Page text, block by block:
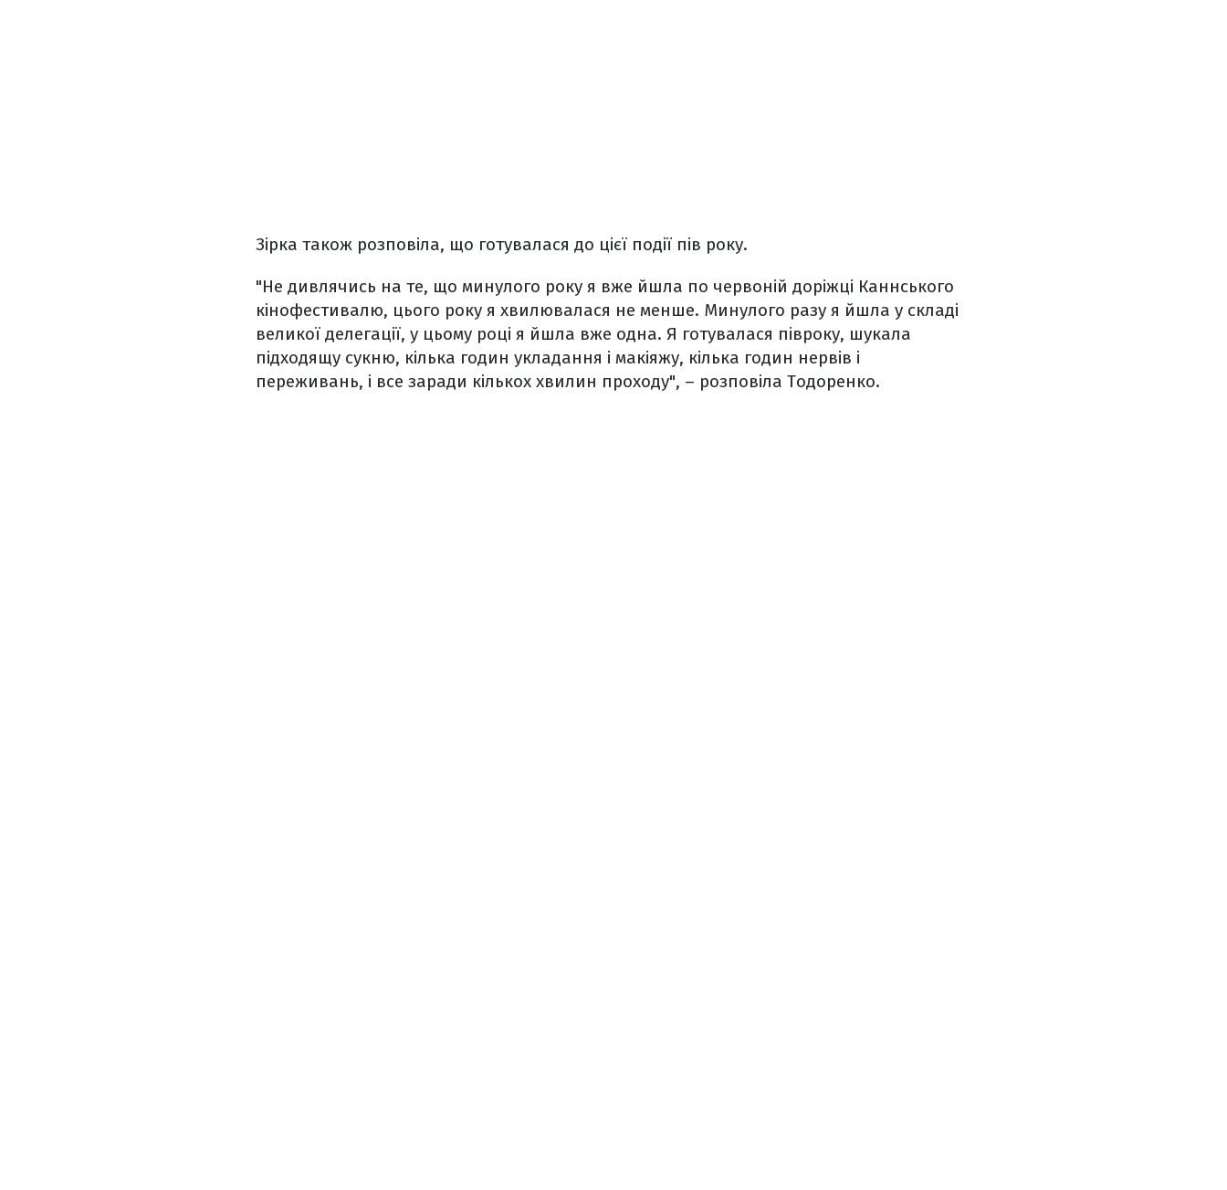
Зірка також розповіла, що готувалася до цієї події пів року.
"Не дивлячись на те, що минулого року я вже йшла по червоній доріжці Каннського
кінофестивалю, цього року я хвилювалася не менше. Минулого разу я йшла у складі
великої делегації, у цьому році я йшла вже одна. Я готувалася півроку, шукала
підходящу сукню, кілька годин укладання і макіяжу, кілька годин нервів і
переживань, і все заради кількох хвилин проходу", – розповіла Тодоренко.